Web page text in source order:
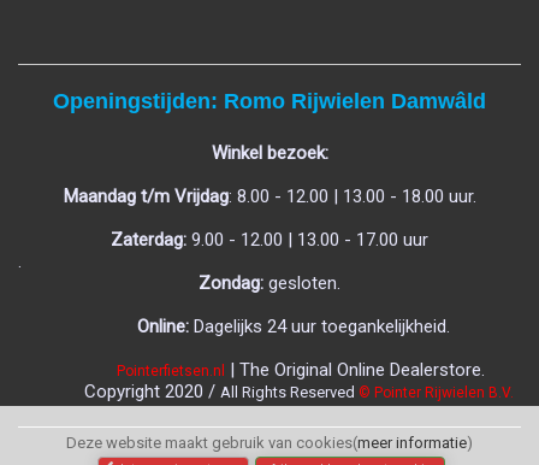
Deze website maakt gebruik van cookies(meer informatie)
Openingstijden: Romo Rijwielen Damwâld
Winkel bezoek:
Maandag t/m Vrijdag: 8.00 - 12.00 | 13.00 - 18.00 uur.
Zaterdag: 9.00 - 12.00 | 13.00 - 17.00 uur
.
Zondag: gesloten.
Online: Dagelijks 24 uur toegankelijkheid.
Pointerfietsen.nl
| The Original Online Dealerstore.
Copyright 2020 / All Rights Reserved © Pointer Rijwielen B.V.